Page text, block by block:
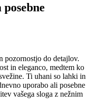
pozornostjo do detajlov.
in eleganco, medtem ko
Ti uhani so lahki in
uporabo ali posebne
vašega sloga z nežnim